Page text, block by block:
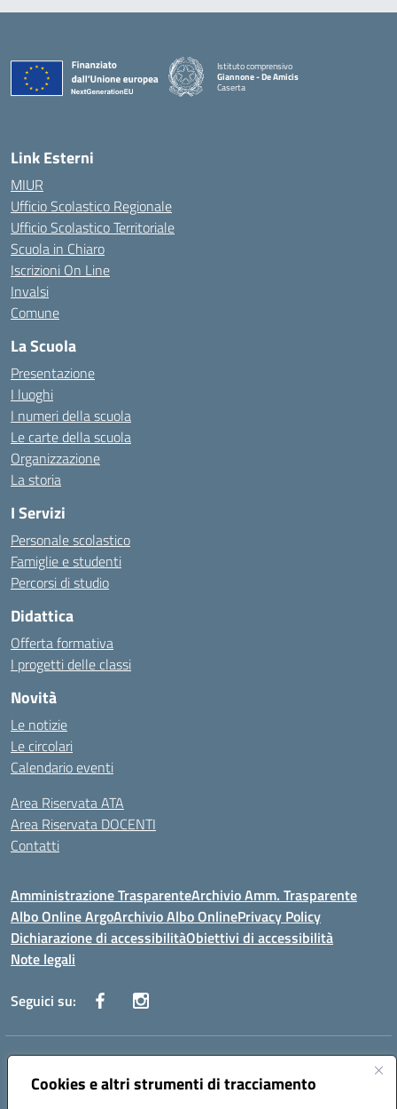
Cookies e altri strumenti di tracciamento
Istituto comprensivo
Giannone - De Amicis
Caserta
Link Esterni
MIUR
Ufficio Scolastico Regionale
Ufficio Scolastico Territoriale
Scuola in Chiaro
Iscrizioni On Line
Invalsi
Comune
La Scuola
Presentazione
I luoghi
I numeri della scuola
Le carte della scuola
Organizzazione
La storia
I Servizi
Personale scolastico
Famiglie e studenti
Percorsi di studio
Didattica
Offerta formativa
I progetti delle classi
Novità
Le notizie
Le circolari
Calendario eventi
Area Riservata ATA
Area Riservata DOCENTI
Contatti
Amministrazione TrasparenteArchivio Amm. Trasparente
Albo Online ArgoArchivio Albo OnlinePrivacy Policy
Dichiarazione di accessibilitàObiettivi di accessibilità
Note legali
Seguici su:
Indirizzo:
Centralino:0823 742191 Email:CEIC8BC00Q@istruzione.it